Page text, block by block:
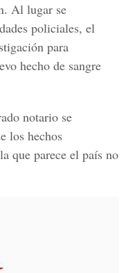
Al lugar se
policiales, el
para
hecho de sangre
notario se
los hechos
que parece el país no